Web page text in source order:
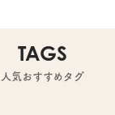
TAGS
人気おすすめタグ